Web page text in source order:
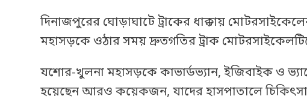
দিনাজপুরের ঘোড়াঘাটে ট্রাকের ধাক্কায়
মহাসড়কে ওঠার সময় দ্রুতগতির ট্রাক
যশোর-খুলনা মহাসড়কে কাভার্ডভ্যান, ইজিবাইক ও
হয়েছেন আরও কয়েকজন, যাদের হাসপাতালে চিকিৎসা